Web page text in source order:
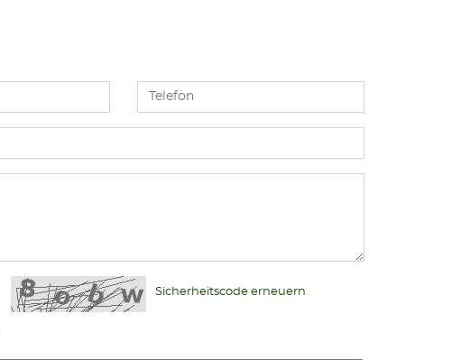
Sicherheitscode erneuern